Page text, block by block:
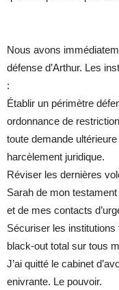
Nous avons
défense d’Arthur. Les
:
Établir un périmètre
ordonnance de
toute demande
harcèlement juridique.
Réviser les dernières
Sarah de mon
et de mes contacts
Sécuriser les
black-out total sur tous
J’ai quitté le cabinet
enivrante. Le pouvoir.